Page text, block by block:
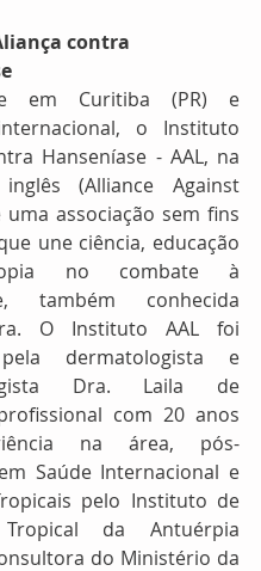
contra
em Curitiba (PR) e
o Instituto
Hanseníase - AAL, na
(Alliance Against
uma associação sem fins
une ciência, educação
no combate à
também conhecida
O Instituto AAL foi
dermatologista e
Dra. Laila de
com 20 anos
na área, pós-
Saúde Internacional e
pelo Instituto de
da Antuérpia
do Ministério da